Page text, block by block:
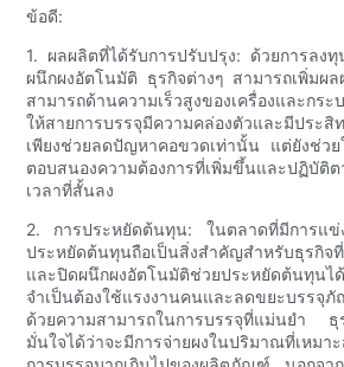
ข้อดี:
1. ผลผลิตที่ได้รับการปรับปรุง: ด้วยการลงทุ
ผนึกผงอัตโนมัติ ธุรกิจต่างๆ สามารถเพิ่มผ
สามารถด้านความเร็วสูงของเครื่องและกร
ให้สายการบรรจุมีความคล่องตัวและมีประ
เพียงช่วยลดปัญหาคอขวดเท่านั้น แต่ยังช่ว
ตอบสนองความต้องการที่เพิ่มขึ้นและปฏิบัติต
เวลาที่สั้นลง
2. การประหยัดต้นทุน: ในตลาดที่มีการแ
ประหยัดต้นทุนถือเป็นสิ่งสำคัญสำหรับธุรกิจ
และปิดผนึกผงอัตโนมัติช่วยประหยัดต้นทุ
จำเป็นต้องใช้แรงงานคนและลดขยะบรรจุ
ด้วยความสามารถในการบรรจุที่แม่นยำ
มั่นใจได้ว่าจะมีการจ่ายผงในปริมาณที่เหม